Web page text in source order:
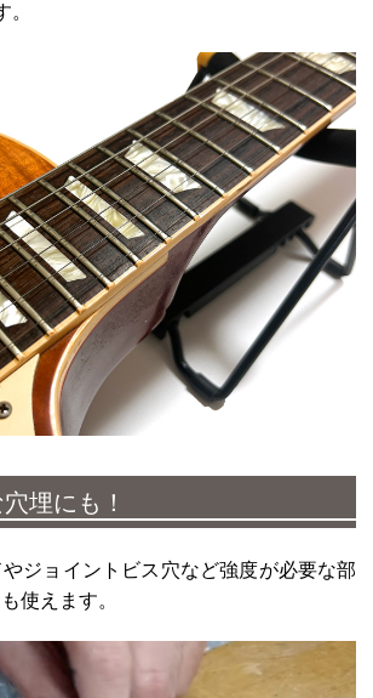
。
埋にも！
ジョイントビス穴など強度が必要な部
使えます。